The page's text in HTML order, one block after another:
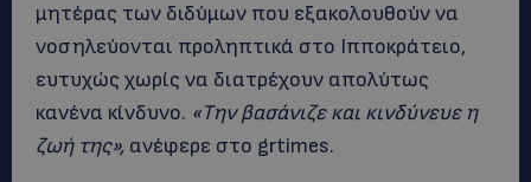
μητέρας των διδύμων που εξακολουθούν να
νοσηλεύονται προληπτικά στο Ιπποκράτειο,
ευτυχώς χωρίς να διατρέχουν απολύτως
κανένα κίνδυνο. «Την βασάνιζε και κινδύνευε η
ζωή της», ανέφερε στο grtimes.